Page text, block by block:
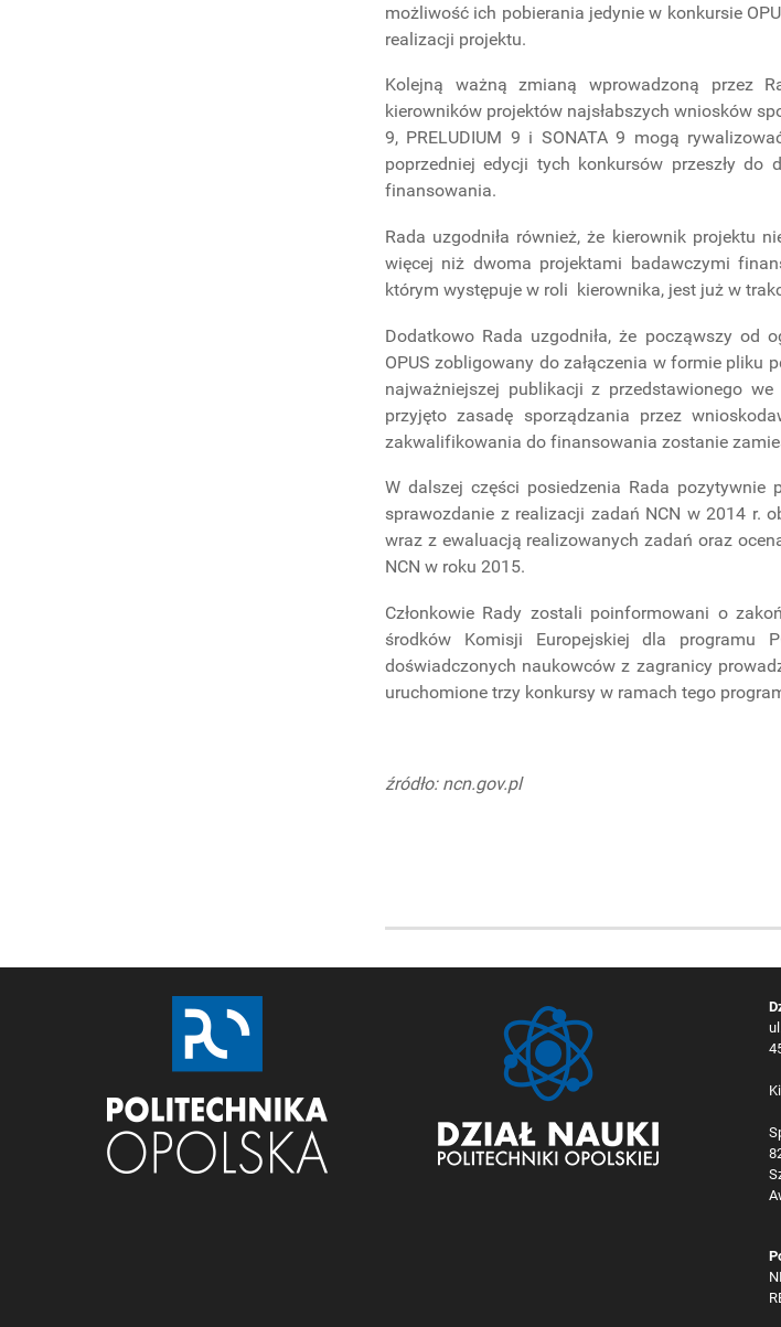
możliwość ich pobierania jedynie w konkursie
realizacji projektu.
Kolejną ważną zmianą wprowadzoną przez
kierowników projektów najsłabszych wniosków
9, PRELUDIUM 9 i SONATA 9 mogą
poprzedniej edycji tych konkursów przeszły do
finansowania.
Rada uzgodniła również, że kierownik projektu
więcej niż dwoma projektami badawczymi
którym występuje w roli kierownika, jest już w
Dodatkowo Rada uzgodniła, że począwszy od
OPUS zobligowany do załączenia w formie pliku
najważniejszej publikacji z przedstawionego
przyjęto zasadę sporządzania przez
zakwalifikowania do finansowania zostanie
W dalszej części posiedzenia Rada pozytywnie
sprawozdanie z realizacji zadań NCN w 2014 r.
wraz z ewaluacją realizowanych zadań oraz
NCN w roku 2015.
Członkowie Rady zostali poinformowani o
środków Komisji Europejskiej dla programu
doświadczonych naukowców z zagranicy
uruchomione trzy konkursy w ramach tego
źródło: ncn.gov.pl